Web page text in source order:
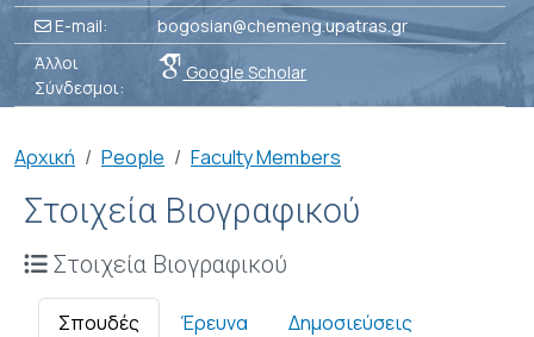
E-mail:
bogosian@chemeng.upatras.gr
Άλλοι
Σύνδεσμοι:
Google Scholar
Breadcrumb
Αρχική People Faculty Members
Στοιχεία Βιογραφικού
Στοιχεία Βιογραφικού
Σπουδές Έρευνα
Δημοσιεύσεις